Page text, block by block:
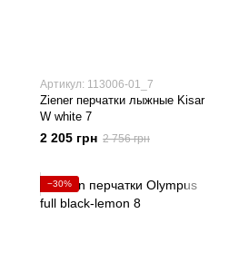
Артикул: 113006-01_7
Ziener перчатки лыжные Kisar
W white 7
2 205 грн 2 756 грн
−30%